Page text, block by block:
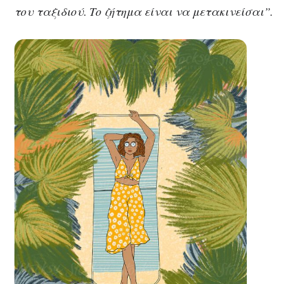
του ταξιδιού. Το ζήτημα είναι να μετακινείσαι”.